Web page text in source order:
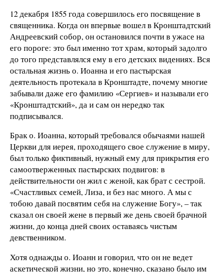
12 декабря 1855 года совершилось его посвящение в
священника. Когда он впервые вошел в Кронштадтский
Андреевский собор, он остановился почти в ужасе на
его пороге: это был именно тот храм, который задолго
до того представлялся ему в его детских видениях. Вся
остальная жизнь о. Иоанна и его пастырская
деятельность протекала в Кронштадте, почему многие
забывали даже его фамилию «Сергиев» и называли его
«Кронштадтский», да и сам он нередко так
подписывался.
Брак о. Иоанна, который требовался обычаями нашей
Церкви для иерея, проходящего свое служение в миру,
был только фиктивный, нужный ему для прикрытия его
самоотверженных пастырских подвигов: в
действительности он жил с женой, как брат с сестрой.
«Счастливых семей, Лиза, и без нас много. А мы с
тобою давай посвятим себя на служение Богу», – так
сказал он своей жене в первый же день своей брачной
жизни, до конца дней своих оставаясь чистым
девственником.
Хотя однажды о. Иоанн и говорил, что он не ведет
аскетической жизни, но это, конечно, сказано было им